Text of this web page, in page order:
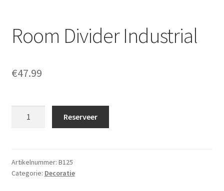
Room Divider Industrial
€47.99
Reserveer
Artikelnummer: B125
Categorie: Decoratie